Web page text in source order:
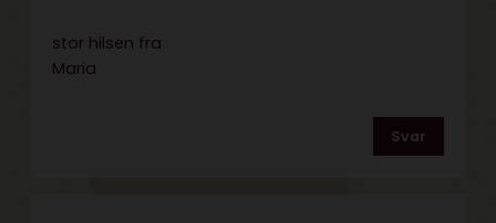
stor hilsen fra
Maria
Svar